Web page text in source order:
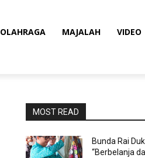
OLAHRAGA MAJALAH VIDEO
MOST READ
Bunda Rai
“Berbelanja